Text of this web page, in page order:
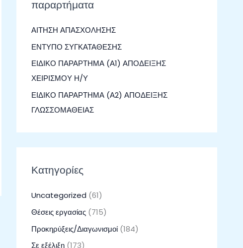
α
παραρτήματα
ΑΙΤΗΣΗ ΑΠΑΣΧΟΛΗΣΗΣ
ΕΝΤΥΠΟ ΣΥΓΚΑΤΑΘΕΣΗΣ
ΕΙΔΙΚΟ ΠΑΡΑΡΤΗΜΑ (Α1) ΑΠΟΔΕΙΞΗΣ
ΧΕΙΡΙΣΜΟΥ Η/Υ
ΕΙΔΙΚΟ ΠΑΡΑΡΤΗΜΑ (Α2) ΑΠΟΔΕΙΞΗΣ
ΓΛΩΣΣΟΜΑΘΕΙΑΣ
Κατηγορίες
Uncategorized (61)
Θέσεις εργασίας (715)
Προκηρύξεις/Διαγωνισμοί (184)
Σε εξέλιξη (173)